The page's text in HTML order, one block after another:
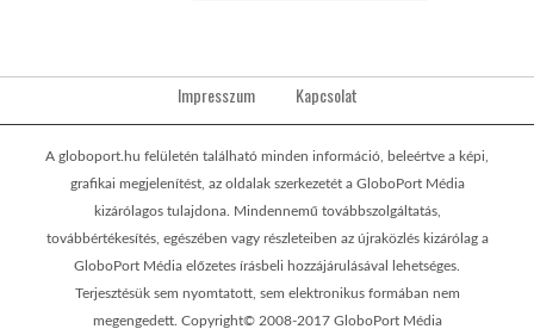
Impresszum Kapcsolat
A globoport.hu felületén található minden információ, beleértve a képi,
grafikai megjelenítést, az oldalak szerkezetét a GloboPort Média
kizárólagos tulajdona. Mindennemű továbbszolgáltatás,
továbbértékesítés, egészében vagy részleteiben az újraközlés kizárólag a
GloboPort Média előzetes írásbeli hozzájárulásával lehetséges.
Terjesztésük sem nyomtatott, sem elektronikus formában nem
megengedett. Copyright© 2008-2017 GloboPort Média